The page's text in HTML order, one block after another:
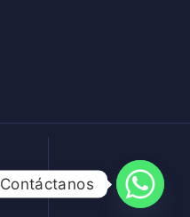
Contáctanos